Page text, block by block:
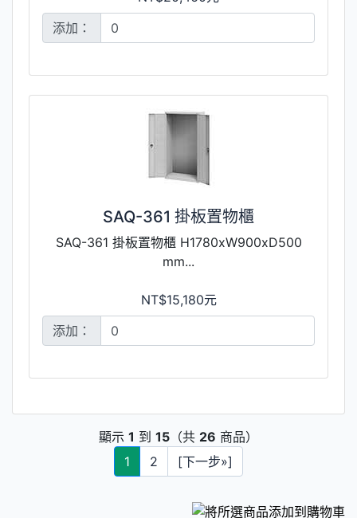
添加：
SAQ-361 掛板置物櫃
SAQ-361 掛板置物櫃 H1780xW900xD500
mm...
NT$15,180元
添加：
顯示 1 到 15 （共 26 商品）
1
2 [下一步»]